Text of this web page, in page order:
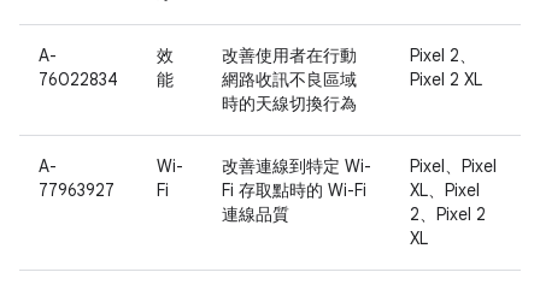
A-
76022834
效
能
改善使用者在行動
網路收訊不良區域
時的天線切換行為
Pixel 2、
Pixel 2 XL
A-
77963927
Wi-
Fi
改善連線到特定 Wi-
Fi 存取點時的 Wi-Fi
連線品質
Pixel、Pixel
XL、Pixel
2、Pixel 2
XL